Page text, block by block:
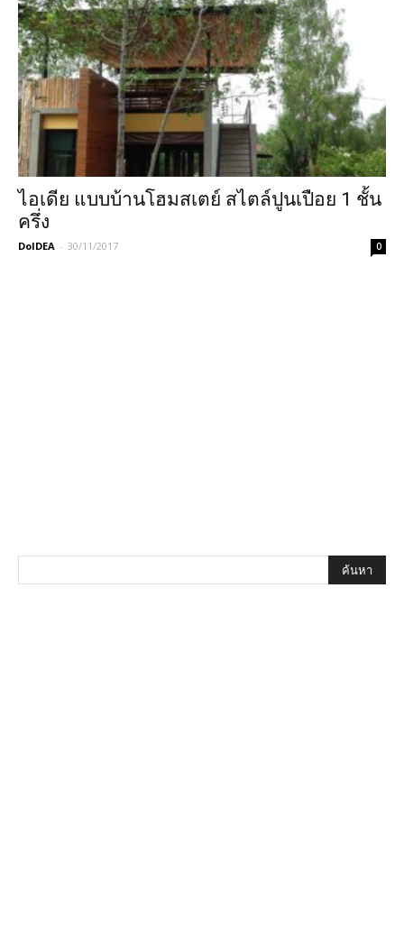
ไอเดีย แบบบ้านโฮมสเตย์ สไตล์ปูนเปือย 1 ชั้น
ครึ่ง
DoIDEA - 30/11/2017 0